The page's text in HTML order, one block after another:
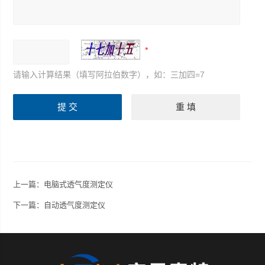
请输入计算结果（填写阿拉伯数字），如：三加四=7
上一篇： 电脑式透气度测定仪
下一篇： 自动透气度测定仪